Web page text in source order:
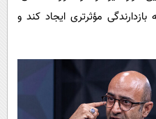
مؤثرتری ایجاد کند و